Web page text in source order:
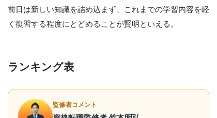
前日は新しい知識を詰め込まず、これまでの学習内容を軽
く復習する程度にとどめることが賢明といえる。
ランキング表
監修者コメント